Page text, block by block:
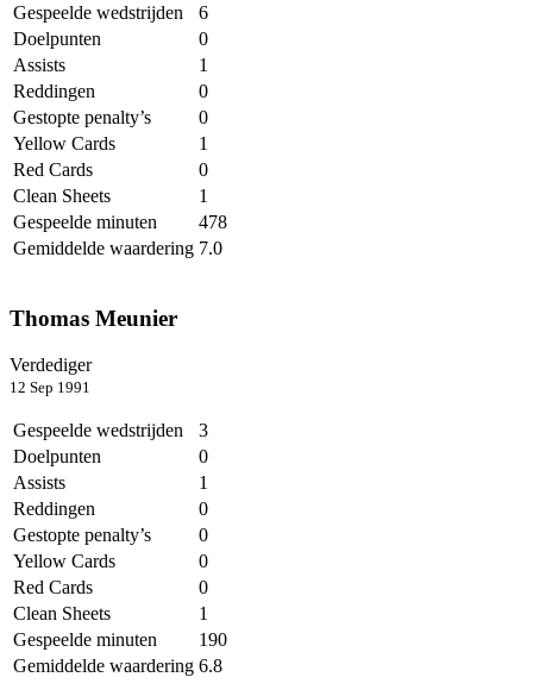
Gespeelde wedstrijden
6
Doelpunten
0
Assists
1
Reddingen
0
Gestopte penalty’s
0
Yellow Cards
1
Red Cards
0
Clean Sheets
1
Gespeelde minuten
478
Gemiddelde waardering 7.0
Thomas Meunier
Verdediger
12 Sep 1991
Gespeelde wedstrijden
3
Doelpunten
0
Assists
1
Reddingen
0
Gestopte penalty’s
0
Yellow Cards
0
Red Cards
0
Clean Sheets
1
Gespeelde minuten
190
Gemiddelde waardering 6.8